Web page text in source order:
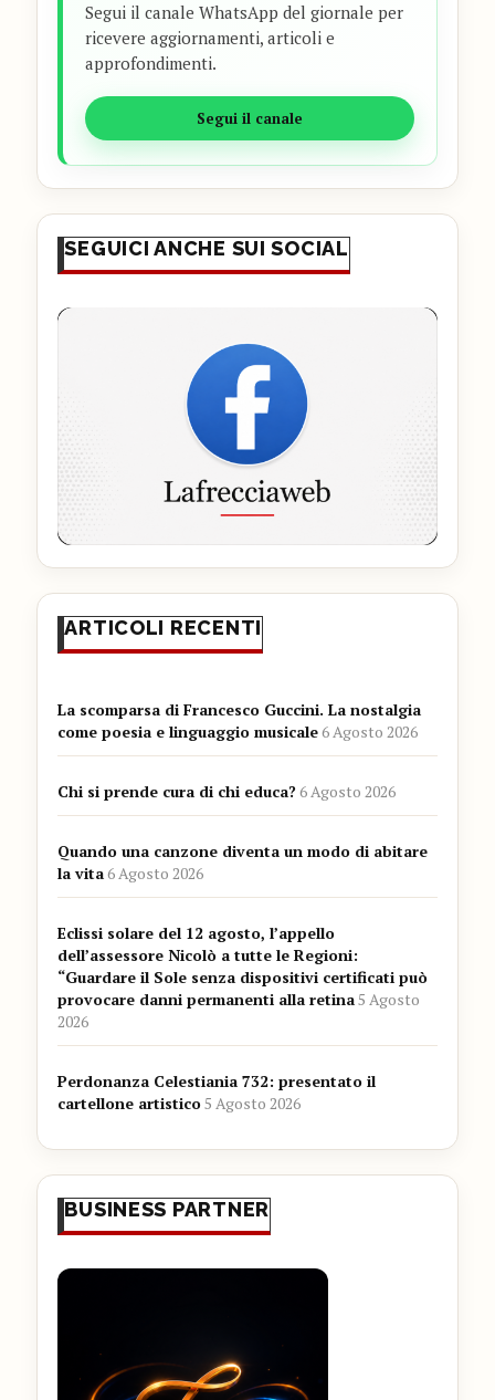
Segui il canale WhatsApp del giornale per
ricevere aggiornamenti, articoli e
approfondimenti.
Segui il canale
SEGUICI ANCHE SUI SOCIAL
ARTICOLI RECENTI
La scomparsa di Francesco Guccini. La nostalgia
come poesia e linguaggio musicale6 Agosto 2026
Chi si prende cura di chi educa?6 Agosto 2026
Quando una canzone diventa un modo di abitare
la vita6 Agosto 2026
Eclissi solare del 12 agosto, l’appello
dell’assessore Nicolò a tutte le Regioni:
“Guardare il Sole senza dispositivi certificati può
provocare danni permanenti alla retina5 Agosto
2026
Perdonanza Celestiania 732: presentato il
cartellone artistico5 Agosto 2026
BUSINESS PARTNER